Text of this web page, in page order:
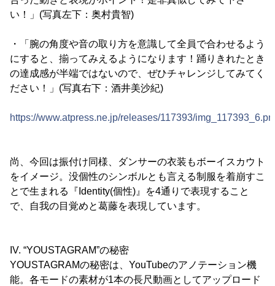
い！」(写真左下：奥村貴智)
・「腕の角度や音の取り方を意識して全員で合わせるよう
にすると、揃ってみえるようになります！踊りきれたとき
の達成感が半端ではないので、ぜひチャレンジしてみてく
ださい！」(写真右下：酒井美沙紀)
https://www.atpress.ne.jp/releases/117393/
尚、今回は振付け同様、ダンサーの衣装もボーイスカウト
をイメージ。没個性のシンボルとも言える制服を着崩すこ
とで生まれる『Identity(個性)』を4通りで表現すること
で、自我の目覚めと葛藤を表現しています。
IV. “YOUSTAGRAM”の秘密
YOUSTAGRAMの秘密は、YouTubeのアノテーション機
能。各モードの素材が1本の長尺動画としてアップロード